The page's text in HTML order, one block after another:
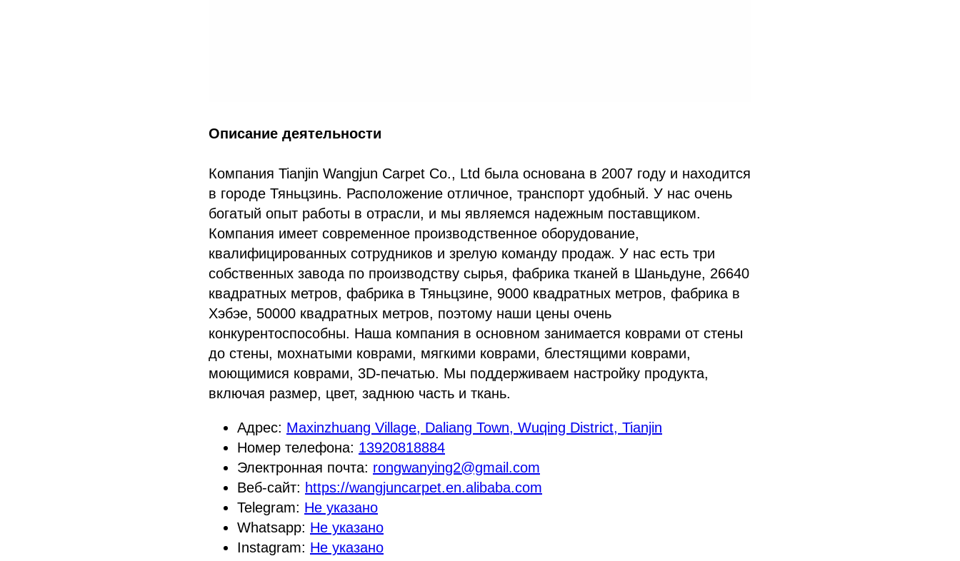
Описание деятельности
Компания Tianjin Wangjun Carpet Co., Ltd была основана в 2007 году и находится
в городе Тяньцзинь. Расположение отличное, транспорт удобный. У нас очень
богатый опыт работы в отрасли, и мы являемся надежным поставщиком.
Компания имеет современное производственное оборудование,
квалифицированных сотрудников и зрелую команду продаж. У нас есть три
собственных завода по производству сырья, фабрика тканей в Шаньдуне, 26640
квадратных метров, фабрика в Тяньцзине, 9000 квадратных метров, фабрика в
Хэбэе, 50000 квадратных метров, поэтому наши цены очень
конкурентоспособны. Наша компания в основном занимается коврами от стены
до стены, мохнатыми коврами, мягкими коврами, блестящими коврами,
моющимися коврами, 3D-печатью. Мы поддерживаем настройку продукта,
включая размер, цвет, заднюю часть и ткань.
Адрес: Maxinzhuang Village, Daliang Town, Wuqing District, Tianjin
Номер телефона: 13920818884
Электронная почта: rongwanying2@gmail.com
Веб-сайт: https://wangjuncarpet.en.alibaba.com
Telegram: Не указано
Whatsapp: Не указано
Instagram: Не указано